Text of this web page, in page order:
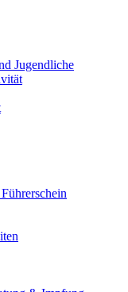
Jugendliche